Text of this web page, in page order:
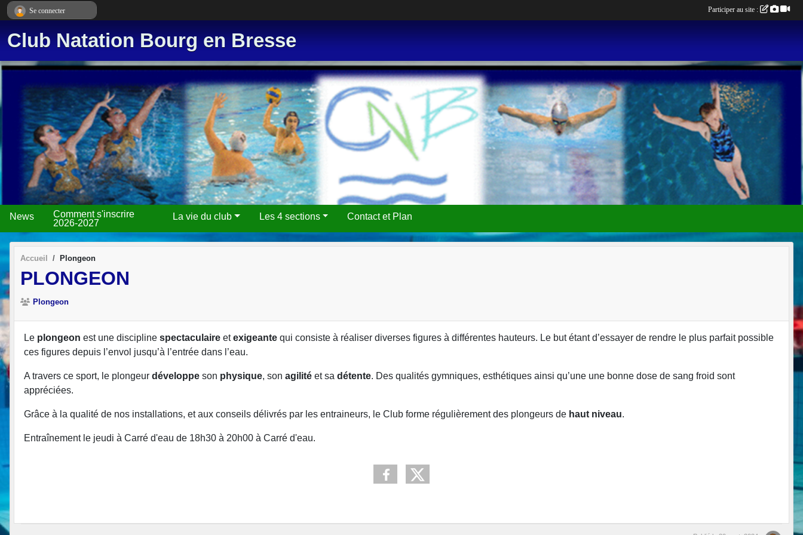
Club Natation Bourg en Bresse
News
Comment s'inscrire
2026-2027
La vie du club Les 4 sections Contact et Plan
Accueil Plongeon
PLONGEON
Plongeon
Le plongeon est une discipline spectaculaire etexigeante qui consiste à réaliser diverses figures à différentes hauteurs. Le but étant d’essayer de rendre le plus parfait possible
ces figures depuis l’envol jusqu’à l’entrée dans l’eau.
A travers ce sport, le plongeur développe son physique, son agilité et sa détente. Des qualités gymniques, esthétiques ainsi qu’une une bonne dose de sang froid sont
appréciées.
Grâce à la qualité de nos installations, et aux conseils délivrés par les entraineurs, le Club forme régulièrement des plongeurs de haut niveau.
Entraînement le jeudi à Carré d'eau de 18h30 à 20h00 à Carré d'eau.
Se connecter Participer au site :
Panneau de gestion des cookies